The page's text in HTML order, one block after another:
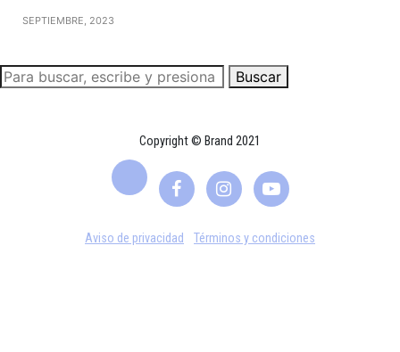
SEPTIEMBRE, 2023
Buscar
Copyright © Brand 2021
Aviso de privacidad Términos y condiciones